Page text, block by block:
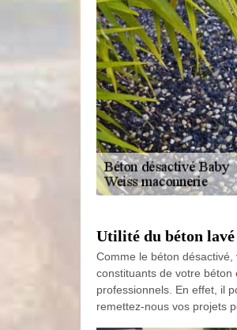
Utilité du béton
Comme le béton
constituants de votre
professionnels. En effet, il
remettez-nous vos projets